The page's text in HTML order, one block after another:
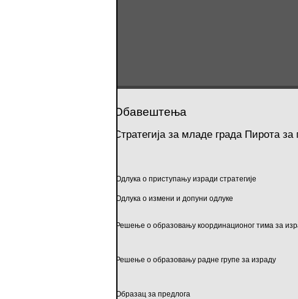
Обавештења
Стратегија за младе града Пирота
Одлука о приступању изради стратегије
Одлука о измени и допуни одлуке
Решење о образовању координационог тима за
Решење о образовању радне групе за израду
Образац за предлога